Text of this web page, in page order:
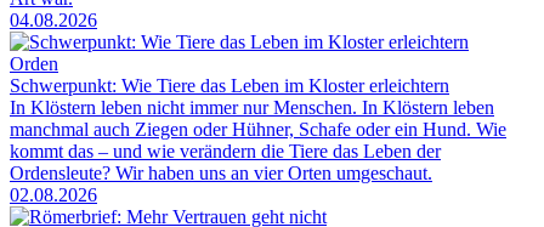
04.08.2026
Orden
Schwerpunkt: Wie Tiere das Leben im Kloster erleichtern
In Klöstern leben nicht immer nur Menschen. In Klöstern leben
manchmal auch Ziegen oder Hühner, Schafe oder ein Hund. Wie
kommt das – und wie verändern die Tiere das Leben der
Ordensleute? Wir haben uns an vier Orten umgeschaut.
02.08.2026